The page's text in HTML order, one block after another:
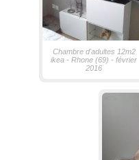
Chambre d'adultes 12m2
ikea - Rhone (69) - février
2016